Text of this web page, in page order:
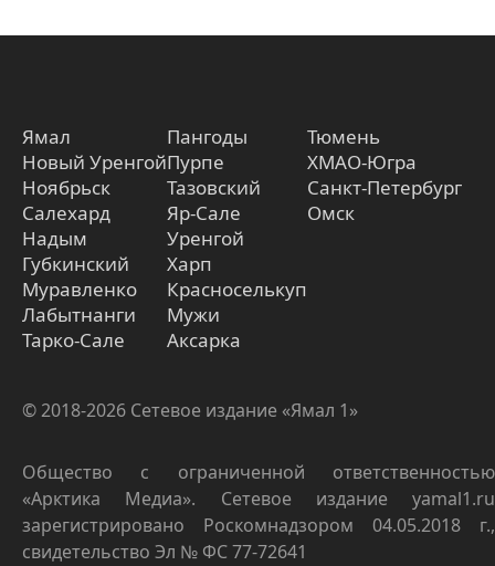
Ямал
Новый Уренгой
Ноябрьск
Салехард
Надым
Губкинский
Муравленко
Лабытнанги
Тарко-Сале
Пангоды
Пурпе
Тазовский
Яр-Сале
Уренгой
Харп
Красноселькуп
Мужи
Аксарка
Тюмень
ХМАО-Югра
Санкт-Петербург
Омск
© 2018-2026 Сетевое издание «Ямал 1»
Общество с ограниченной ответственностью
«Арктика Медиа». Сетевое издание yamal1.ru
зарегистрировано Роскомнадзором 04.05.2018 г.,
свидетельство Эл № ФС 77-72641